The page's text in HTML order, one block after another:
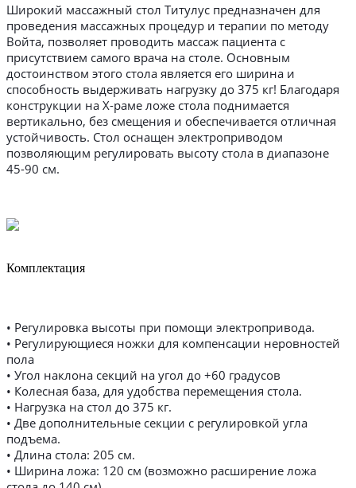
Широкий массажный стол Титулус предназначен для
проведения массажных процедур и терапии по методу
Войта, позволяет проводить массаж пациента с
присутствием самого врача на столе. Основным
достоинством этого стола является его ширина и
способность выдерживать нагрузку до 375 кг! Благодаря
конструкции на X-раме ложе стола поднимается
вертикально, без смещения и обеспечивается отличная
устойчивость. Стол оснащен электроприводом
позволяющим регулировать высоту стола в диапазоне
45-90 см.
Комплектация
• Регулировка высоты при помощи электропривода.
• Регулирующиеся ножки для компенсации неровностей
пола
• Угол наклона секций на угол до +60 градусов
• Колесная база, для удобства перемещения стола.
• Нагрузка на стол до 375 кг.
• Две дополнительные секции с регулировкой угла
подъема.
• Длина стола: 205 см.
• Ширина ложа: 120 см (возможно расширение ложа